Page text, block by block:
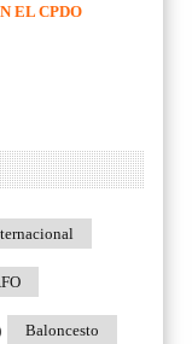
EL CPDO
Baloncesto